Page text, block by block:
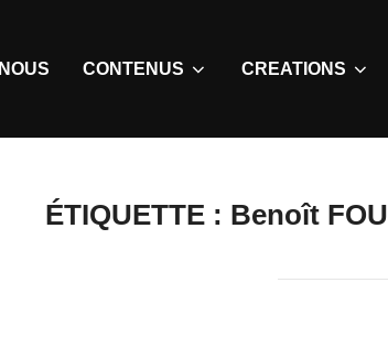
NOUS CONTENUS CREATIONS
ÉTIQUETTE : Benoît